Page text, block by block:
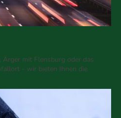
Ärger mit Flensburg oder das
- wir bieten Ihnen die